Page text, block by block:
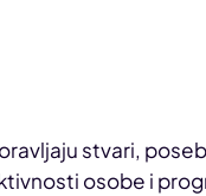
stvari,
osobe i